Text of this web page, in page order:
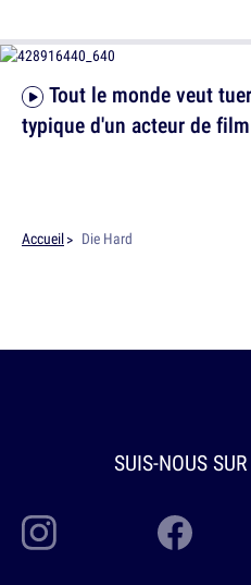
typique d'un acteur de
Accueil Die Hard
SUIS-NOUS SUR